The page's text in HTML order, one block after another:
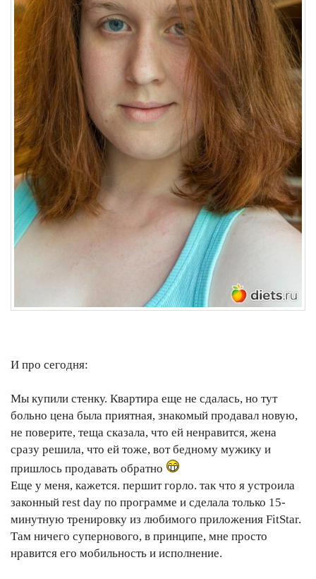
И про сегодня:
Мы купили стенку. Квартира еще не сдалась, но тут
больно цена была приятная, знакомый продавал новую,
не поверите, теща сказала, что ей ненравится, жена
сразу решила, что ей тоже, вот бедному мужику и
пришлось продавать обратно
Еще у меня, кажется. першит горло. так что я устроила
законный rest day по программе и сделала только 15-
минутную тренировку из любимого приложения FitStar.
Там ничего супернового, в принципе, мне просто
нравится его мобильность и исполнение.